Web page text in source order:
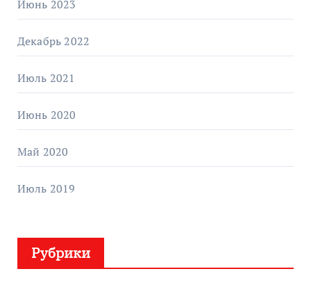
Июнь 2023
Декабрь 2022
Июль 2021
Июнь 2020
Май 2020
Июль 2019
Рубрики